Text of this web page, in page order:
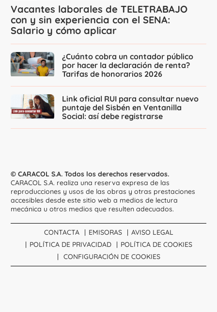
Vacantes laborales de TELETRABAJO
con y sin experiencia con el SENA:
Salario y cómo aplicar
¿Cuánto cobra un contador público
por hacer la declaración de renta?
Tarifas de honorarios 2026
Link oficial RUI para consultar nuevo
puntaje del Sisbén en Ventanilla
Social: así debe registrarse
© CARACOL S.A. Todos los derechos reservados.
CARACOL S.A. realiza una reserva expresa de las
reproducciones y usos de las obras y otras prestaciones
accesibles desde este sitio web a medios de lectura
mecánica u otros medios que resulten adecuados.
CONTACTA EMISORAS
AVISO LEGAL
POLÍTICA DE PRIVACIDAD
POLÍTICA DE COOKIES
CONFIGURACIÓN DE COOKIES